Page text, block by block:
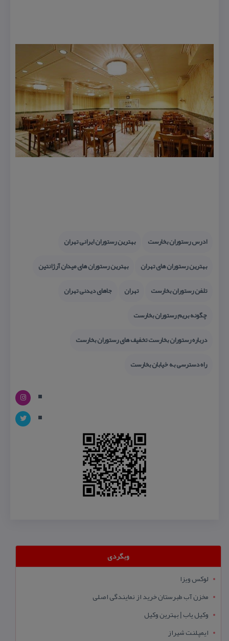
ادرس رستوران بخارست
بهترین رستوران ایرانی تهران
بهترین رستوران های تهران
بهترین رستوران های میدان آرژانتین
تلفن رستوران بخارست
تهران
جاهای دیدنی تهران
چگونه بریم رستوران بخارست
درباره رستوران بخارست تخفیف های رستوران بخارست
راه دسترسی به خیابان بخارست
وبگردی
لوکس ویزا
مخزن آب طبرستان خرید از نمایندگی اصلی
وکیل یاب | بهترین وکیل
ایمپلنت شیراز